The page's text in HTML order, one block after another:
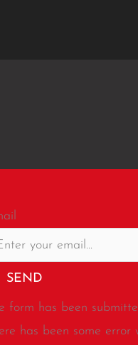
SEND
form has been
has been some